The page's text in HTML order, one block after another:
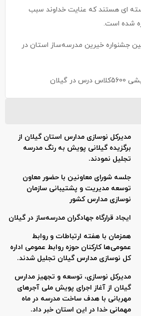
ای هستند که عنایت خداوند سبب
شده است.
جشنواره خیرین مدرسه‌ساز استان در
گیلان
مدیرکل نوسازی مدارس استان گیلان از
برگزیده گیلانی پویش به رنگ مدرسه
تجلیل نمودند.
جلسه شورای معاونین با حضور معاون
توسعه مدیریت و پشتیبانی سازمان
نوسازی مدارس کشور
ایجاد قرارگاه جهادگران مدرسه‌ساز در گیلان
همزمان با هفته ارتباطات و روابط
عمومی‌ها کارکنان حوزه روابط عمومی اداره
کل نوسازی مدارس گیلان تجلیل شدند.
مدیرکل نوسازی، توسعه و تجهیز مدارس
گیلان از آغاز اجرای پویش ملی آجرهای
مهربانی با هدف ساخت مدرسه در ماه
مهمانی خدا در این استان خبر داد.